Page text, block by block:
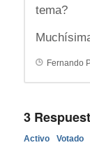
tema?
Fernando
3
Activo Votado